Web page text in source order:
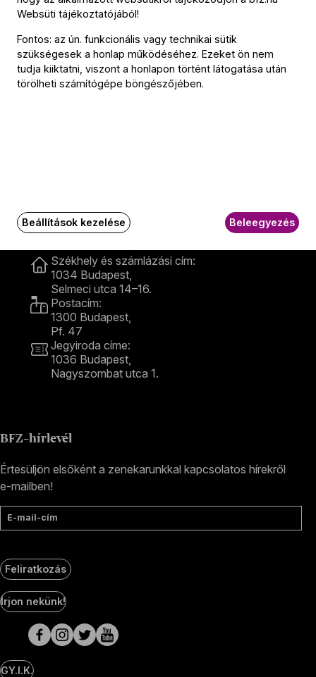
Kapcsolat
Kapcsolat
Székhely és számlázási cím:
1034 Budapest,
Selmeci utca 14–16.
Postacím:
1300 Budapest,
Pf. 47
Jegyiroda címe:
1036 Budapest,
Nagyszombat utca 1.
BFZ-hírlevél
Értesüljön elsőként a zenekarunkkal kapcsolatos hírekről
e-mailben!
E-mail-cím
Feliratkozás
Social
Media
oldalak
Írjon nekünk!
GY.I.K.
Websüti tájékoztatójából!
Fontos: az ún. funkcionális vagy technikai sütik
szükségesek a honlap működéséhez. Ezeket ön nem
tudja kiiktatni, viszont a honlapon történt látogatása után
törölheti számítógépe böngészőjében.
Beállítások kezelése Beleegyezés